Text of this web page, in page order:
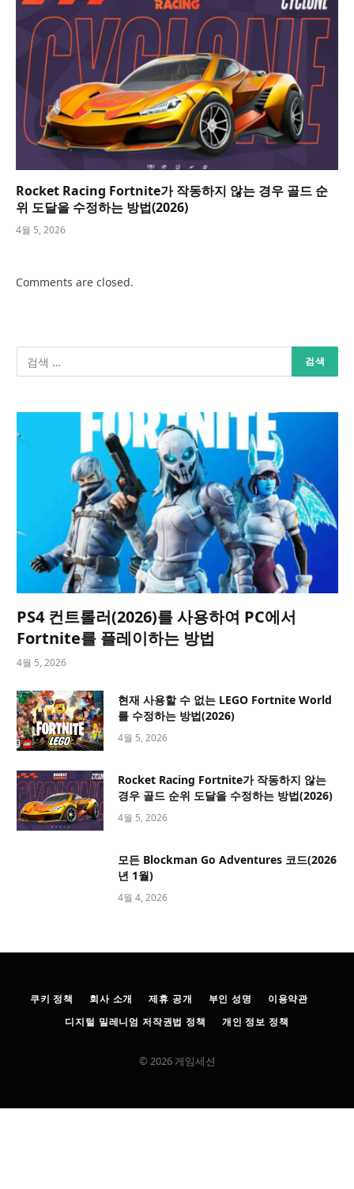
Rocket Racing Fortnite가 작동하지 않는 경우 골드 순
위 도달을 수정하는 방법(2026)
4월 5, 2026
Comments are closed.
PS4 컨트롤러(2026)를 사용하여 PC에서
Fortnite를 플레이하는 방법
4월 5, 2026
현재 사용할 수 없는 LEGO Fortnite World
를 수정하는 방법(2026)
4월 5, 2026
Rocket Racing Fortnite가 작동하지 않는
경우 골드 순위 도달을 수정하는 방법(2026)
4월 5, 2026
모든 Blockman Go Adventures 코드(2026
년 1월)
4월 4, 2026
쿠키 정책 회사 소개 제휴 공개 부인 성명
이용약관
디지털 밀레니엄 저작권법 정책
개인 정보 정책
© 2026 게임세션